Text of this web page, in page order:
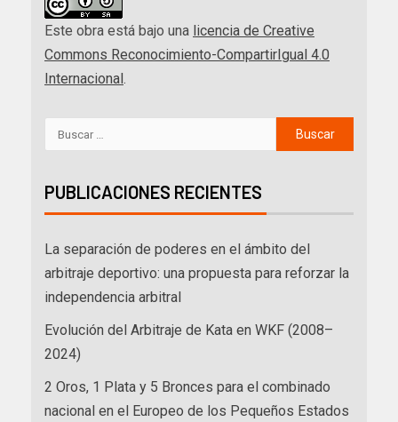
Este obra está bajo una licencia de Creative
Commons Reconocimiento-CompartirIgual 4.0
Internacional.
PUBLICACIONES RECIENTES
La separación de poderes en el ámbito del
arbitraje deportivo: una propuesta para reforzar la
independencia arbitral
Evolución del Arbitraje de Kata en WKF (2008–
2024)
2 Oros, 1 Plata y 5 Bronces para el combinado
nacional en el Europeo de los Pequeños Estados